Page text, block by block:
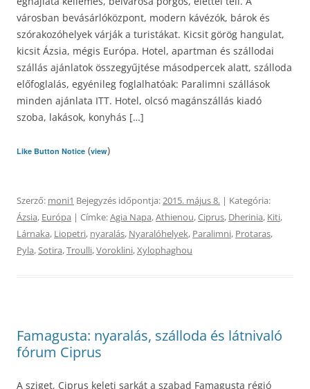
városban bevásárlóközpont, modern kávézók, bárok és
szórakozóhelyek várják a turistákat. Kicsit görög hangulat,
kicsit Ázsia, mégis Európa. Hotel, apartman és szállodai
szállás ajánlatok összegyűjtése másodpercek alatt, szálloda
előfoglalás, egyénileg foglalhatóak: Paralimni szállások
minden ajánlata ITT. Hotel, olcsó magánszállás kiadó
szoba, lakások, konyhás […]
Like Button Notice (view)
Szerző: moni1 Bejegyzés időpontja:2015. május 8. | Kategória:
Ázsia, Európa | Címke:Agia Napa,Athienou,Ciprus, Dherinia, Kiti,
Lárnaka, Liopetri, nyaralás, Nyaralóhelyek, Paralimni, Protaras,
Pyla,Sotira,Troulli,Voroklini,Xylophaghou
Famagusta: nyaralás, szálloda és látnivaló
fórum Ciprus
A sziget, Ciprus keleti sarkát a szabad Famagusta régió